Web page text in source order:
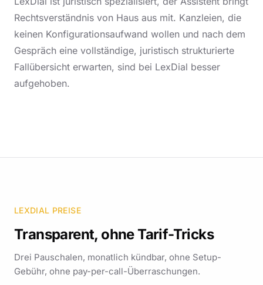
Rechtsverständnis von Haus aus mit. Kanzleien, die
keinen Konfigurationsaufwand wollen und nach dem
Gespräch eine vollständige, juristisch strukturierte
Fallübersicht erwarten, sind bei LexDial besser
aufgehoben.
LEXDIAL PREISE
Transparent, ohne Tarif-Tricks
Drei Pauschalen, monatlich kündbar, ohne Setup-
Gebühr, ohne pay-per-call-Überraschungen.